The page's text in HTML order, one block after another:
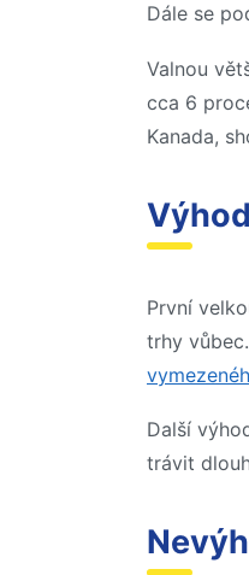
Dále se
Valnou
cca 6
Kanada,
První
trhy
Další
trávit